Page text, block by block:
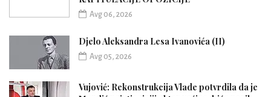
Avg 06, 2026
Djelo Aleksandra Lesa Ivanovića (II)
Avg 05, 2026
Vujović: Rekonstrukcija Vlade potvrdila da je